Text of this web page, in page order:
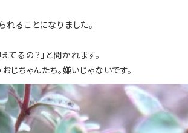
れることになりました。
てるの？」と聞かれます。
じちゃんたち。嫌いじゃないです。